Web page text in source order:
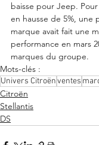
baisse pour Jeep.
en hausse de 5%, une
marque avait fait une
performance en mars
marques du groupe.
Mots-clés :
Univers Citroënventes
Citroën
Stellantis
DS